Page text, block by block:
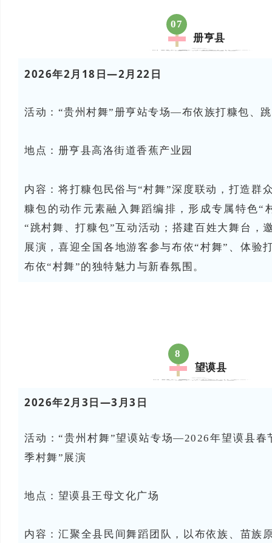
07
册亨县
2026年2月18日—2月22日
活动：“贵州村舞”册亨站专场—布依族打糠包、
地点： 册亨县高洛街道香蕉产业园
内容：将打糠包民俗与“村舞”深度联动，打造群
糠包的动作元素融入舞蹈编排，形成专属特色“
“跳村舞、打糠包”互动活动；搭建百姓大舞台，
展演，喜迎全国各地游客参与布依“村舞”、体验
布依“村舞”的独特魅力与新春氛围。
8
望谟县
2026年2月3日—3月3日
活动：“贵州村舞”望谟站专场—2026年望谟县春
季村舞”展演
地点：望谟县王母文化广场
内容：汇聚全县民间舞蹈团队，以布依族、苗族